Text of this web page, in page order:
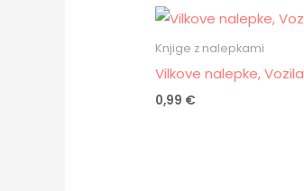
Knjige z nalepkami
Vilkove nalepke, Vozila
0,99 €